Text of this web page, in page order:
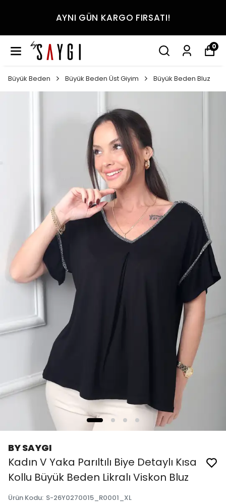
AYNI GÜN KARGO FIRSATI!
0
Büyük Beden Büyük Beden Üst Giyim Büyük Beden Bluz
BY SAYGI
Kadın V Yaka Parıltılı Biye Detaylı Kısa
Kollu Büyük Beden Likralı Viskon Bluz
Ürün Kodu: S-26Y0270015_R0001_XL